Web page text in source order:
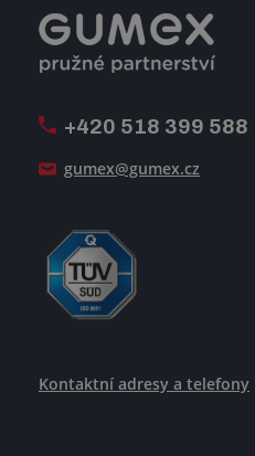
+420 518 399 588
gumex@gumex.cz
Kontaktní adresy a telefony
Registrace a spolupráce
Firemní časopis Géčko
Úpravy na míru a montáže
Volná pracovní místa